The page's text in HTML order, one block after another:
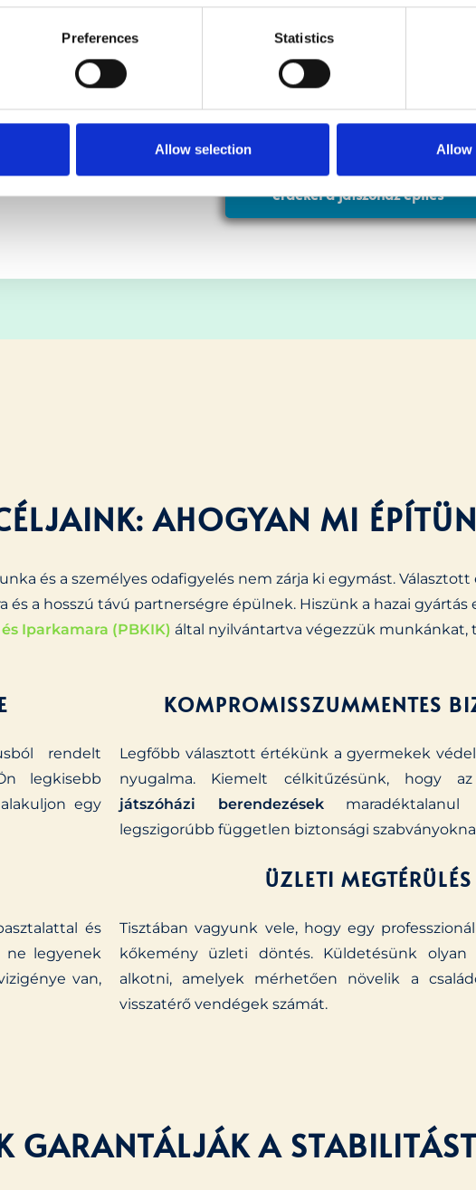
Preferences Statistics
Allow selection Allow
Ha szeretne többet megtudni a játszóházak és
építéséről, tekintse megGyetván Csaba,
készített „Így készülnek az ugrálóvárak és a
labirintusok”
című videóját.
Szerintünk nagyon izgalmas lett, reméljük
érdekel a játszóház építés
AHOGYAN MI
és a személyes odafigyelés nem zárja ki egymást.
és a hosszú távú partnerségre épülnek. Hiszünk a hazai gyártás
Iparkamara (PBKIK) által nyilvántartva végezzük munkánkat,
KOMPROMISSZUMMENTES
rendelt
legkisebb
egy
Legfőbb választott értékünk a gyermekek
nyugalma. Kiemelt célkitűzésünk, hogy
játszóházi berendezésekmaradéktalanul
legszigorúbb független biztonsági
ÜZLETI MEGTÉRÜLÉS
és
ne legyenek
van,
Tisztában vagyunk vele, hogy egy
kőkemény üzleti döntés. Küldetésünk
alkotni, amelyek mérhetően növelik a
visszatérő vendégek számát.
GARANTÁLJÁK A STABILITÁST